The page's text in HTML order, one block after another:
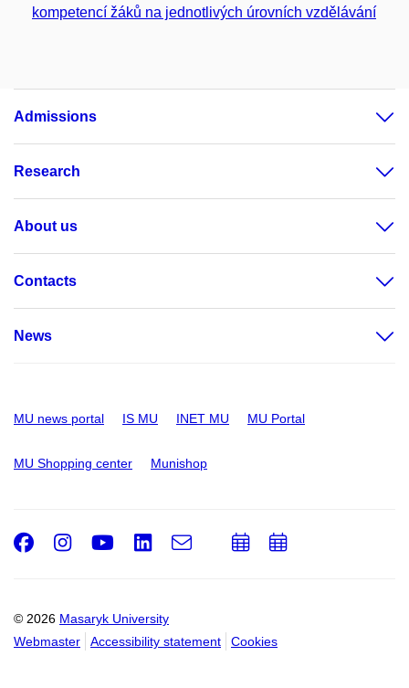
kompetencí žáků na jednotlivých úrovních vzdělávání
Admissions
Research
About us
Contacts
News
MU news portal IS MU INET MU MU Portal
MU Shopping center Munishop
© 2026 Masaryk University
Webmaster
Accessibility statement Cookies
Facebook
Instagram
Youtube
LinkedIn
e-
AddAdd